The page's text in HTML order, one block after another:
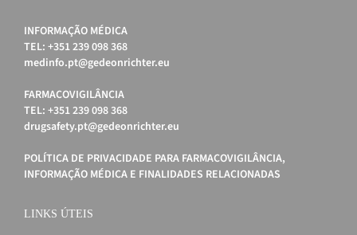
INFORMAÇÃO MÉDICA
TEL: +351 239 098 368
medinfo.pt@gedeonrichter.eu
FARMACOVIGILÂNCIA
TEL: +351 239 098 368
drugsafety.pt@gedeonrichter.eu
POLÍTICA DE PRIVACIDADE PARA FARMACOVIGILÂNCIA,
INFORMAÇÃO MÉDICA E FINALIDADES RELACIONADAS
LINKS ÚTEIS